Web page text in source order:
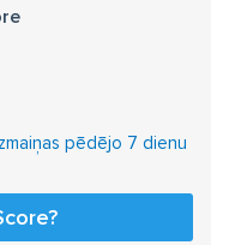
pēdējo 7 dienu